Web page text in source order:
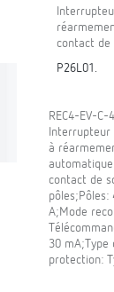
contact de
P26L01.
REC4-EV-C-
Interrupteur
à
contact de
pôles;Pôles:
A;Mode
30 mA;Type
protection: